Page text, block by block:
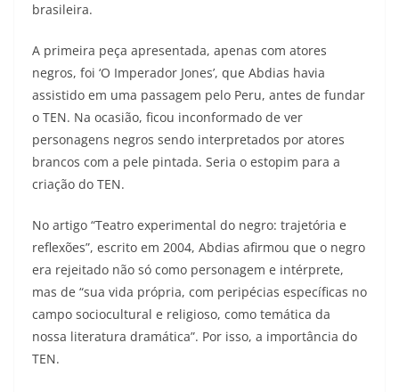
brasileira.
A primeira peça apresentada, apenas com atores
negros, foi ‘O Imperador Jones’, que Abdias havia
assistido em uma passagem pelo Peru, antes de fundar
o TEN. Na ocasião, ficou inconformado de ver
personagens negros sendo interpretados por atores
brancos com a pele pintada. Seria o estopim para a
criação do TEN.
No artigo “Teatro experimental do negro: trajetória e
reflexões”, escrito em 2004, Abdias afirmou que o negro
era rejeitado não só como personagem e intérprete,
mas de “sua vida própria, com peripécias específicas no
campo sociocultural e religioso, como temática da
nossa literatura dramática”. Por isso, a importância do
TEN.